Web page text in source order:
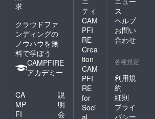
求
クラウドファ
ンディングの
ノウハウを無
料で学ぼう
CAMPFIRE
アカデミー
CA
MP
FI
説
明
会
ティ
CAM
PFI
RE
Crea
tion
CAM
PFI
RE
for
Soci
al
ス
ヘルプ
お問い
合わせ
各種規定
利用規
約
細則
プライ
バシー